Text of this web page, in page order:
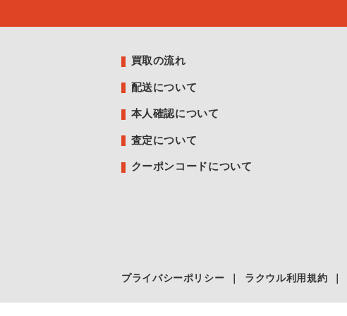
買取の流れ
配送について
本人確認について
査定について
クーポンコードについて
プライバシーポリシー ラクウル利用規約